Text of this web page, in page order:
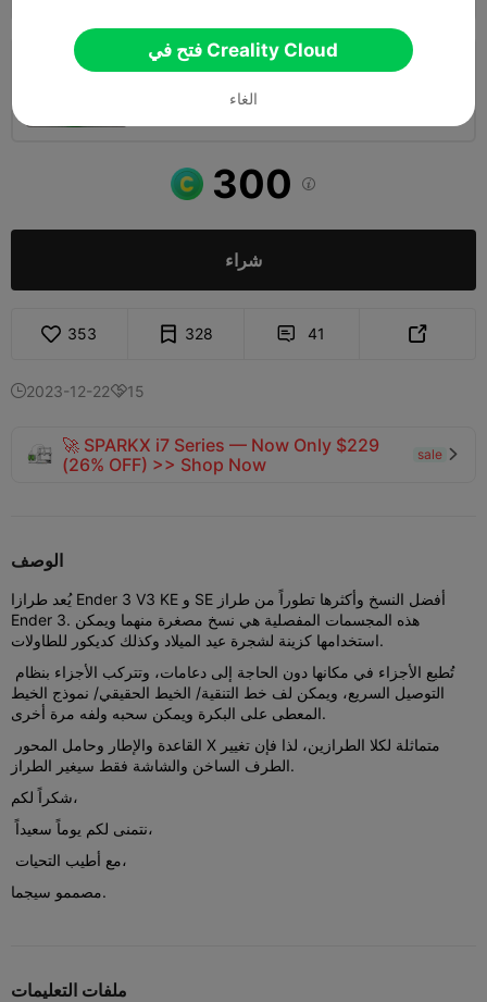
طبقة 0.2 ملم، 3 جدران، 15% تعبئة
01h 48m
300 
شراء
353 328  41 
2023-12-2215
🚀 SPARKX i7 Series — Now Only $229
(26% OFF) >> Shop Now
sale 
الوصف
يُعد طرازا Ender 3 V3 KE و SE أفضل النسخ وأكثرها تطوراً من طراز
Ender 3. هذه المجسمات المفصلية هي نسخ مصغرة منهما ويمكن
استخدامها كزينة لشجرة عيد الميلاد وكذلك كديكور للطاولات.
التوصيل السريع، ويمكن لف خط التنقية/ الخيط الحقيقي/ نموذج الخيط
المعطى على البكرة ويمكن سحبه ولفه مرة أخرى.
الطرف الساخن والشاشة فقط سيغير الطراز.
شكراً لكم،
نتمنى لكم يوماً سعيداً،
مع أطيب التحيات،
مصممو سيجما.
ملفات التعليمات
فتح في Creality Cloud
الغاء